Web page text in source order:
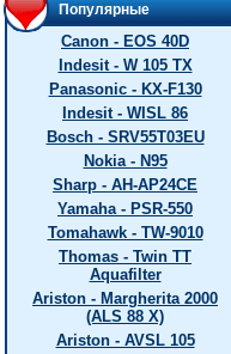
Популярные
Canon - EOS 40D
Indesit - W 105 TX
Panasonic - KX-F130
Indesit - WISL 86
Bosch - SRV55T03EU
Nokia - N95
Sharp - AH-AP24CE
Yamaha - PSR-550
Tomahawk - TW-9010
Thomas - Twin TT
Aquafilter
Ariston - Margherita 2000
(ALS 88 X)
Ariston - AVSL 105